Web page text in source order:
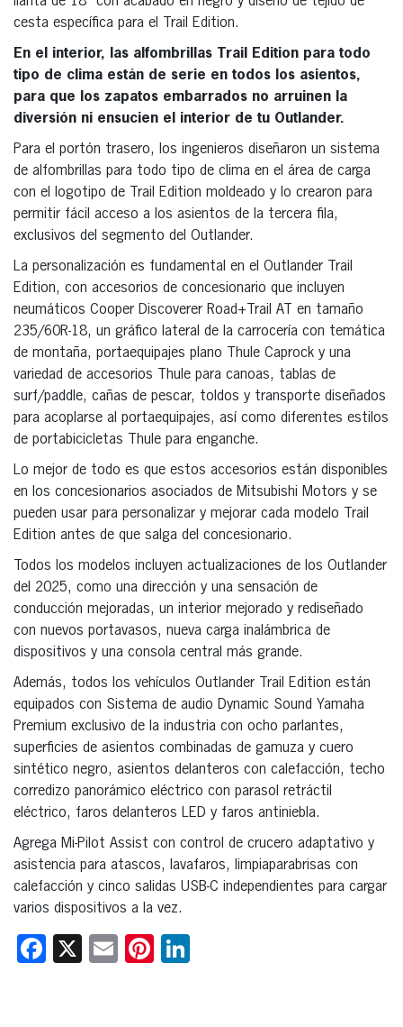
cesta específica para el Trail Edition.
En el interior, las alfombrillas Trail Edition para todo
tipo de clima están de serie en todos los asientos,
para que los zapatos embarrados no arruinen la
diversión ni ensucien el interior de tu Outlander.
Para el portón trasero, los ingenieros diseñaron un sistema
de alfombrillas para todo tipo de clima en el área de carga
con el logotipo de Trail Edition moldeado y lo crearon para
permitir fácil acceso a los asientos de la tercera fila,
exclusivos del segmento del Outlander.
La personalización es fundamental en el Outlander Trail
Edition, con accesorios de concesionario que incluyen
neumáticos Cooper Discoverer Road+Trail AT en tamaño
235/60R-18, un gráfico lateral de la carrocería con temática
de montaña, portaequipajes plano Thule Caprock y una
variedad de accesorios Thule para canoas, tablas de
surf/paddle, cañas de pescar, toldos y transporte diseñados
para acoplarse al portaequipajes, así como diferentes estilos
de portabicicletas Thule para enganche.
Lo mejor de todo es que estos accesorios están disponibles
en los concesionarios asociados de Mitsubishi Motors y se
pueden usar para personalizar y mejorar cada modelo Trail
Edition antes de que salga del concesionario.
Todos los modelos incluyen actualizaciones de los Outlander
del 2025, como una dirección y una sensación de
conducción mejoradas, un interior mejorado y rediseñado
con nuevos portavasos, nueva carga inalámbrica de
dispositivos y una consola central más grande.
Además, todos los vehículos Outlander Trail Edition están
equipados con Sistema de audio Dynamic Sound Yamaha
Premium exclusivo de la industria con ocho parlantes,
superficies de asientos combinadas de gamuza y cuero
sintético negro, asientos delanteros con calefacción, techo
corredizo panorámico eléctrico con parasol retráctil
eléctrico, faros delanteros LED y faros antiniebla.
Agrega Mi-Pilot Assist con control de crucero adaptativo y
asistencia para atascos, lavafaros, limpiaparabrisas con
calefacción y cinco salidas USB-C independientes para cargar
varios dispositivos a la vez.
Facebook
X EmailPinterest